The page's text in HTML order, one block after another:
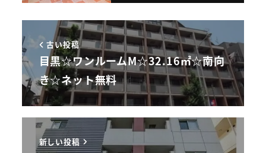
古い投稿
目黒☆ワンルームM☆32.16㎡☆南向
き☆ネット無料
新しい投稿